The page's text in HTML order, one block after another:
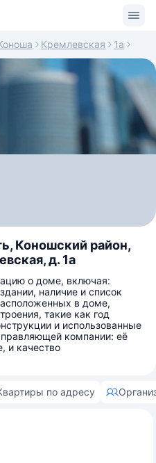
Кремлевская 1а
Коношский район,
д. 1а
о доме, включая:
наличие и список
в доме,
такие как год
и использованные
компании: её
и качество
по адресу